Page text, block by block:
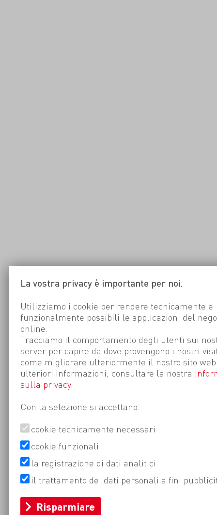
La vostra privacy è importante per noi.
Utilizziamo i cookie per rendere tecnicamente e
funzionalmente possibili le applicazioni del
online.
Tracciamo il comportamento degli utenti sui
server per capire da dove provengono i nostri
come migliorare ulteriormente il nostro sito
ulteriori informazioni, consultare la nostra
sulla privacy.
Con la selezione si accettano:
cookie tecnicamente necessari
cookie funzionali
la registrazione di dati analitici
il trattamento dei dati personali a fini
Risparmiare